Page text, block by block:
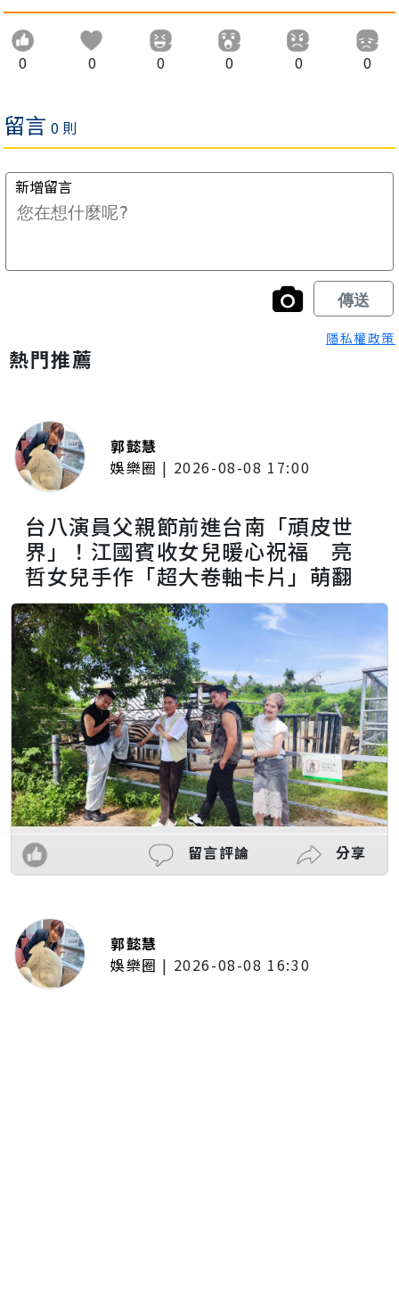
0 0 0 0 0 0
隱私權政策
熱門推薦
郭懿慧
娛樂圈 | 2026-08-08 17:00
台八演員父親節前進台南「頑皮世
界」！江國賓收女兒暖心祝福 亮
哲女兒手作「超大卷軸卡片」萌翻
留言評論 分享
郭懿慧
娛樂圈 | 2026-08-08 16:30